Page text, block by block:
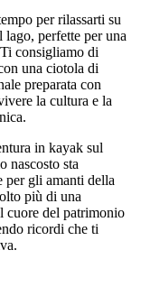
per rilassarti su
perfette per una
consigliamo di
una ciotola di
preparata con
la cultura e la
in kayak sul
nascosto sta
per gli amanti della
più di una
cuore del patrimonio
ricordi che ti